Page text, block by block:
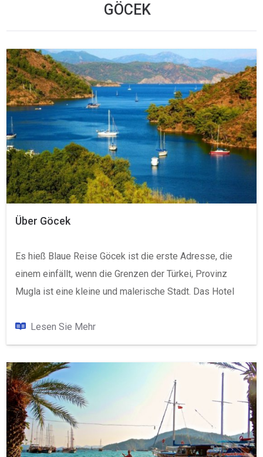
GÖCEK
Über Göcek
Es hieß Blaue Reise Göcek ist die erste Adresse, die
einem einfällt, wenn die Grenzen der Türkei, Provinz
Mugla ist eine kleine und malerische Stadt. Das Hotel
blau und grün miteinander verflochten gespeichert ist.
Frieden ist die Natur des Universums, den Thron des
Koran in die Herzen der Besucher mit kristallklarem
Wasser und freundlichen Menschen, die immer Göcek,
die geht durch den Namen der Lykier in der
Vergangenheit daydala und hat auch historische
Bedeutung, denn es ist die Heimatstadt von.
Lesen Sie Mehr